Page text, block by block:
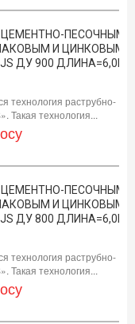
ПЕСОЧНЫМ
И ЦИНКОВЫМ
ДУ 900 ДЛИНА=6,0М
технология раструбно-
Такая технология...
ПЕСОЧНЫМ
И ЦИНКОВЫМ
ДУ 800 ДЛИНА=6,0М
технология раструбно-
Такая технология...